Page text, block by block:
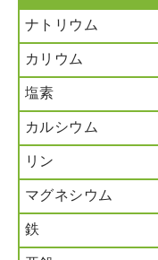
ナトリウム
カリウム
塩素
カルシウム
リン
マグネシウム
鉄